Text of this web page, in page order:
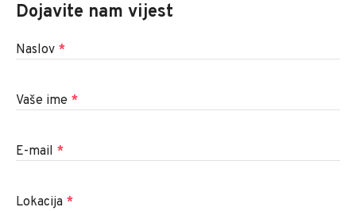
Dojavite nam vijest
Naslov *
Vaše ime *
E-mail *
Lokacija *